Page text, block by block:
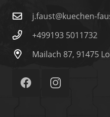
j.faust@kuechen-
+499193 5011732
Mailach 87, 91475